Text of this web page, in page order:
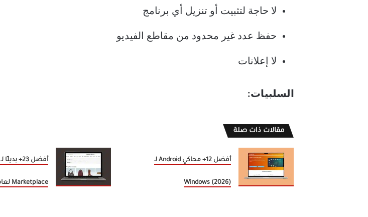
لا حاجة لتثبيت أو تنزيل أي برنامج
حفظ عدد غير محدود من مقاطع الفيديو
لا إعلانات
السلبيات:
مقالات ذات صلة
أفضل 12+ محاكي Android لـ
Windows (2026) Marketplace لعام 2026